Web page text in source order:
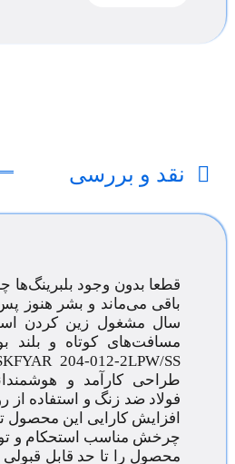
نقد و بررسی
قطعا بدون وجود
باقی می‌ماند و بشر هنوز
سال مشغول زین کردن
مسافت‌های کوتاه و بلند
طراحی کارآمد و
فولاد ضد زنگ و استفاده از
افزایش کارایی این
چرخش مناسب استحکام و
محصول را تا حد قابل